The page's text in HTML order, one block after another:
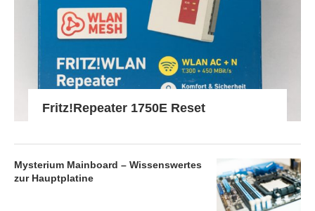
Fritz!Repeater 1750E Reset
Mysterium Mainboard – Wissenswertes
zur Hauptplatine